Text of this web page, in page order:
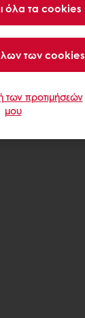
όλα τα cookies
των cookies
προτιμήσεών
μου